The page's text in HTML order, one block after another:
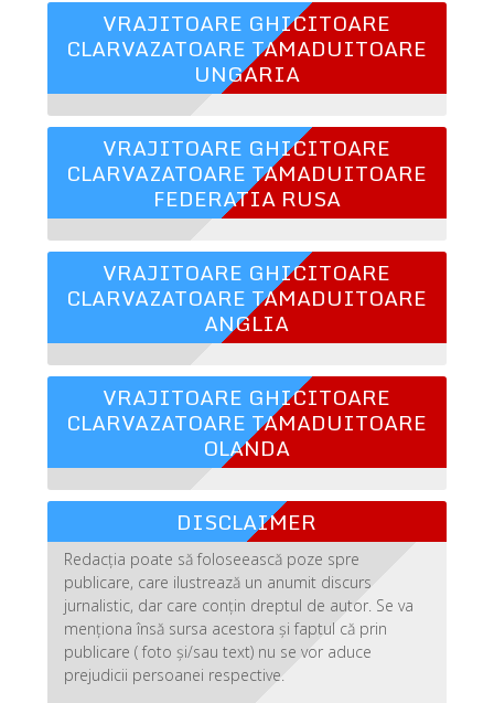
VRAJITOARE GHICITOARE
CLARVAZATOARE TAMADUITOARE
UNGARIA
VRAJITOARE GHICITOARE
CLARVAZATOARE TAMADUITOARE
FEDERATIA RUSA
VRAJITOARE GHICITOARE
CLARVAZATOARE TAMADUITOARE
ANGLIA
VRAJITOARE GHICITOARE
CLARVAZATOARE TAMADUITOARE
OLANDA
DISCLAIMER
Redacția poate să foloseească poze spre
publicare, care ilustrează un anumit discurs
jurnalistic, dar care conțin dreptul de autor. Se va
menționa însă sursa acestora și faptul că prin
publicare ( foto și/sau text) nu se vor aduce
prejudicii persoanei respective.